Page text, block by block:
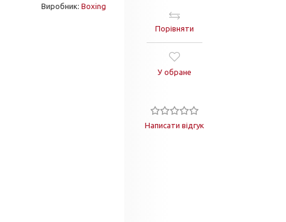
Виробник: Boxing
Порівняти
У обране
Написати відгук